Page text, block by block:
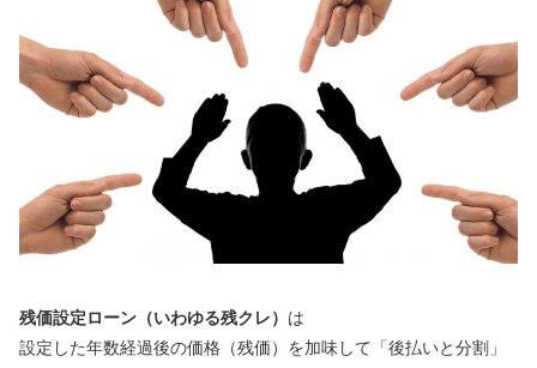
残価設定ローン（いわゆる残クレ） は
設定した年数経過後の価格（残価）を加味して「後払いと分割」